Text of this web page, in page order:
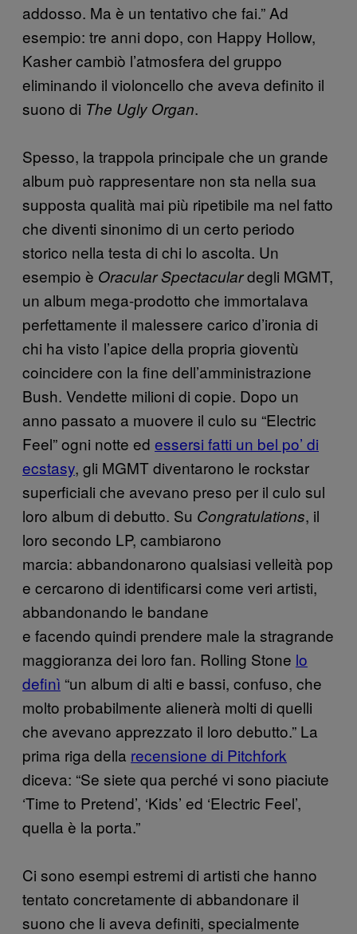
addosso. Ma è un tentativo che fai.” Ad
esempio: tre anni dopo, con Happy Hollow,
Kasher cambiò l’atmosfera del gruppo
eliminando il violoncello che aveva definito il
suono di The Ugly Organ.
Spesso, la trappola principale che un grande
album può rappresentare non sta nella sua
supposta qualità mai più ripetibile ma nel fatto
che diventi sinonimo di un certo periodo
storico nella testa di chi lo ascolta. Un
esempio è Oracular Spectaculardegli MGMT,
un album mega-prodotto che immortalava
perfettamente il malessere carico d’ironia di
chi ha visto l’apice della propria gioventù
coincidere con la fine dell’amministrazione
Bush. Vendette milioni di copie. Dopo un
anno passato a muovere il culo su “Electric
Feel” ogni notte ed essersi fatti un bel po’ di
ecstasy, gli MGMT diventarono le rockstar
superficiali che avevano preso per il culo sul
loro album di debutto. Su Congratulations, il
loro secondo LP, cambiarono
marcia: abbandonarono qualsiasi velleità pop
e cercarono di identificarsi come veri artisti,
abbandonando le bandane
e facendo quindi prendere male la stragrande
maggioranza dei loro fan. Rolling Stone lo
definì “un album di alti e bassi, confuso, che
molto probabilmente alienerà molti di quelli
che avevano apprezzato il loro debutto.” La
prima riga della recensione di Pitchfork
diceva: “Se siete qua perché vi sono piaciute
‘Time to Pretend’, ‘Kids’ ed ‘Electric Feel’,
quella è la porta.”
Ci sono esempi estremi di artisti che hanno
tentato concretamente di abbandonare il
suono che li aveva definiti, specialmente